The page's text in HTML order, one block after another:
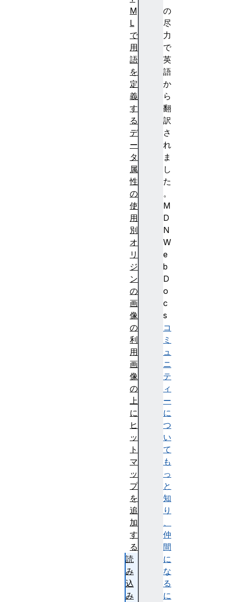
の
尽
力
で
英
語
か
ら
翻
訳
さ
れ
ま
し
た
。
M
D
N
W
e
b
D
o
c
s
コ
ミ
ュ
ニ
テ
ィ
ー
に
つ
い
て
も
っ
と
知
り
、
仲
間
に
な
る
に
M
L
で
用
語
を
定
義
す
る
デ
ー
タ
属
性
の
使
用
別
オ
リ
ジ
ン
の
画
像
の
利
用
画
像
の
上
に
ヒ
ッ
ト
マ
ッ
プ
を
追
加
す
る
読
み
込
み